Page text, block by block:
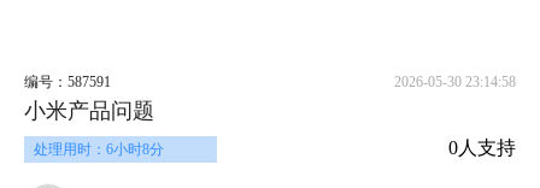
编号：587591 2026-05-30 23:14:58
小米产品问题
处理用时：6小时8分 0人支持